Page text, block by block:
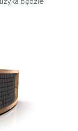
będzie